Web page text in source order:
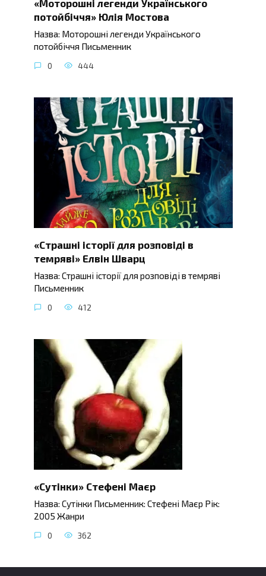
«Моторошні легенди Українського
потойбіччя» Юлія Мостова
Назва: Моторошні легенди Українського
потойбіччя Письменник
0 444
«Страшні історії для розповіді в
темряві» Елвін Шварц
Назва: Страшні історії для розповіді в темряві
Письменник
0 412
«Сутінки» Стефені Маєр
Назва: Сутінки Письменник: Стефені Маєр Рік:
2005 Жанри
0 362